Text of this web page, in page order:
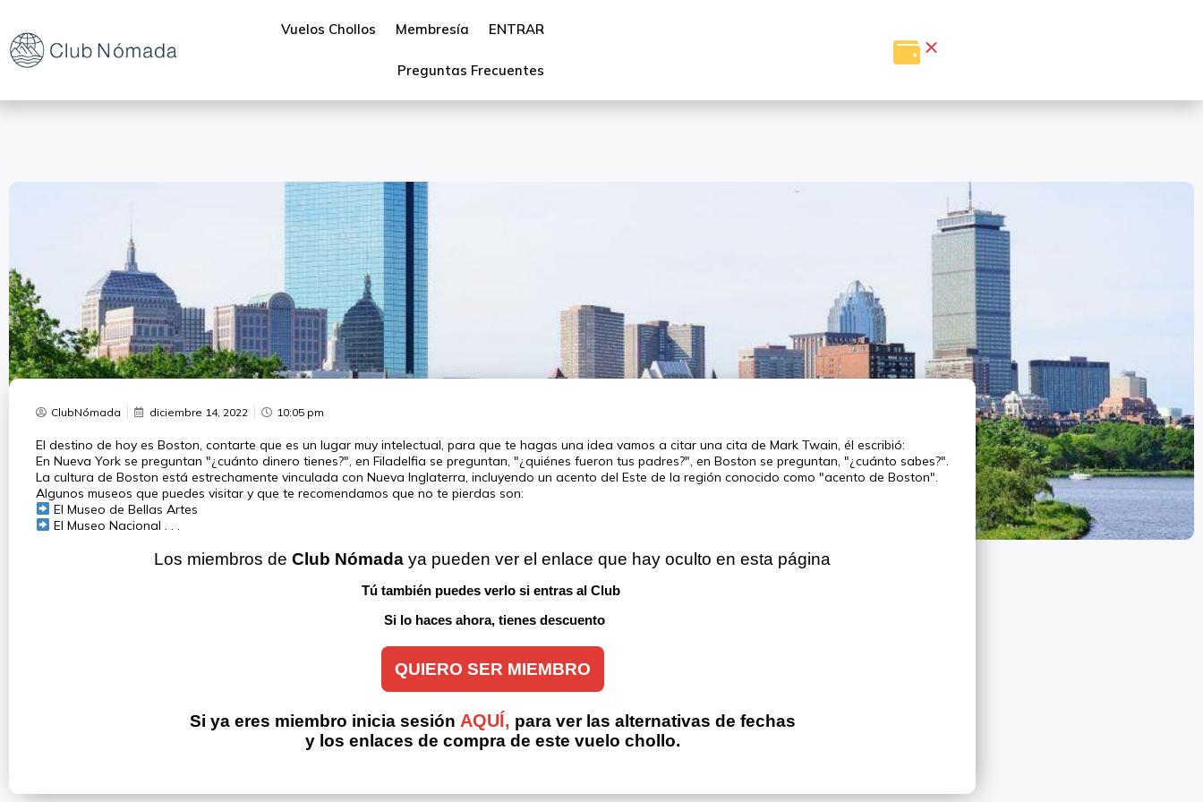
Vuelos Chollos Membresía ENTRAR
Preguntas Frecuentes
ClubNómada diciembre 14, 2022 10:05 pm
El destino de hoy es Boston, contarte que es un lugar muy intelectual, para que te hagas una idea vamos a citar una cita de Mark Twain, él escribió:
En Nueva York se preguntan "¿cuánto dinero tienes?", en Filadelfia se preguntan, "¿quiénes fueron tus padres?", en Boston se preguntan, "¿cuánto sabes?".
La cultura de Boston está estrechamente vinculada con Nueva Inglaterra, incluyendo un acento del Este de la región conocido como "acento de Boston".
Algunos museos que puedes visitar y que te recomendamos que no te pierdas son:
El Museo de Bellas Artes
El Museo Nacional . . .
Los miembros de Club Nómada ya pueden ver el enlace que hay oculto en esta página
Tú también puedes verlo si entras al Club
Si lo haces ahora, tienes descuento
QUIERO SER MIEMBRO
Si ya eres miembro inicia sesión AQUÍ, para ver las alternativas de fechas
y los enlaces de compra de este vuelo chollo.